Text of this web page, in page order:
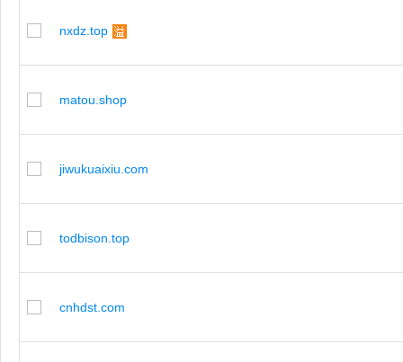
nxdz.top
matou.shop
jiwukuaixiu.com
todbison.top
cnhdst.com